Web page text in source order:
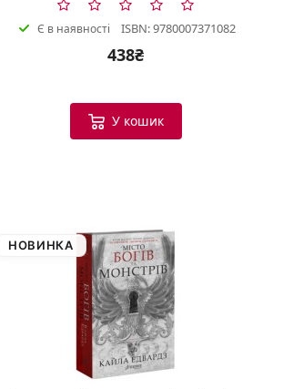
Є в наявності ISBN: 9780007371082
438₴
У кошик
НОВИНКА